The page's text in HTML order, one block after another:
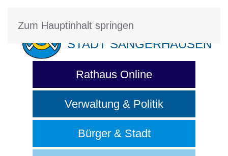
Zum Hauptinhalt springen
STADT SANGERHAUSEN
Rathaus Online
Verwaltung & Politik
Bürger & Stadt